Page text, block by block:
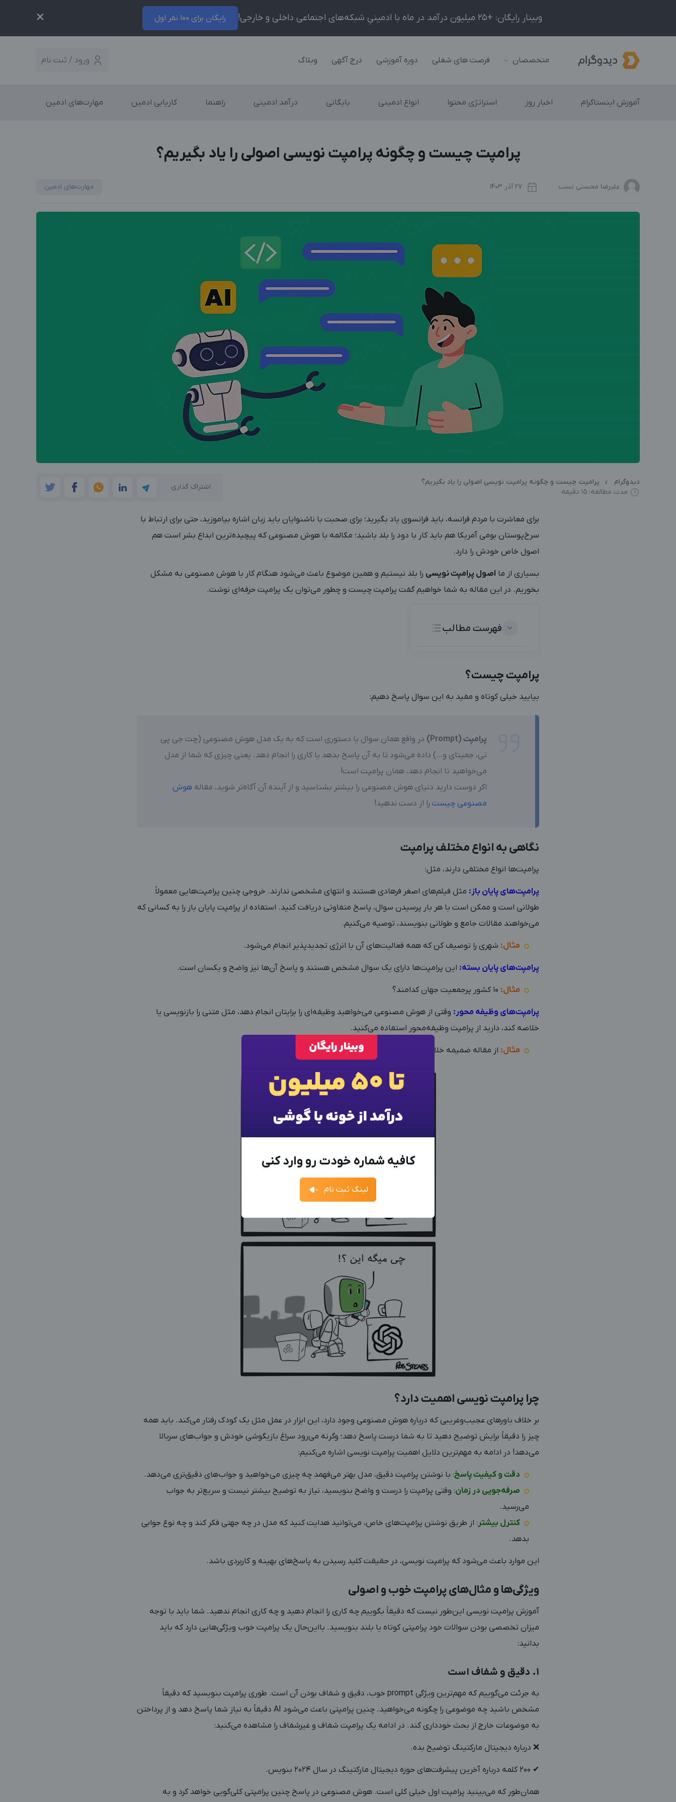
وبینار رایگان: +25 میلیون درآمد در ماه با ادمینیِ شبکه‌های اجتماعی داخلی و خارجی! رایگان برای 100 نفر اول ×
متخصصان فرصت های شغلی دوره آموزشی درج آگهی وبلاگ ورود / ثبت نام
آموزش اینستاگرام اخبار روز استراتژی محتوا انواع ادمینی بایگانی درآمد ادمینی راهنما کاریابی ادمین مهارت‌های ادمین
پرامپت چیست و چگونه پرامپت نویسی اصولی را یاد بگیریم؟
علیرضا محسنی نسب 27 آذر 1403 مهارت‌های ادمین
دیدوگرام
پرامپت چیست و چگونه پرامپت نویسی اصولی را یاد بگیریم؟
مدت مطالعه: 15 دقیقه
اشتراک گذاری
برای معاشرت با مردم فرانسه، باید فرانسوی یاد بگیرید؛ برای صحبت با ناشنوایان باید زبان اشاره بیاموزید، حتی برای ارتباط با
سرخ‌پوستان بومی آمریکا هم باید کار با دود را بلد باشید؛ مکالمه با هوش مصنوعی که پیچیده‌ترین ابداع بشر است هم
اصول خاص خودش را دارد.
بسیاری از ما اصول پرامپت نویسی را بلد نیستیم و همین موضوع باعث می‌شود هنگام کار با هوش مصنوعی به مشکل
بخوریم. در این مقاله به شما خواهیم گفت پرامپت چیست و چطور می‌توان یک پرامپت حرفه‌ای نوشت.
فهرست مطالب
پرامپت چیست؟
بیایید خیلی کوتاه و مفید به این سوال پاسخ دهیم:
پرامپت (Prompt)
در واقع همان سوال یا دستوری است که به یک مدل هوش مصنوعی (چت جی پی
تی، جمینای و…) داده می‌شود تا به آن پاسخ بدهد یا کاری را انجام دهد. یعنی چیزی که شما از مدل
می‌خواهید تا انجام دهد، همان پرامپت است!
اگر دوست دارید دنیای هوش مصنوعی را بیشتر بشناسید و از آینده آن آگاه‌تر شوید، مقاله هوش
مصنوعی چیست را از دست ندهید!
نگاهی به انواع مختلف پرامپت
پرامپت‌ها انواع مختلفی دارند، مثل:
پرامپت‌های پایان باز: مثل فیلم‌های اصغر فرهادی هستند و انتهای مشخصی ندارند. خروجی چنین پرامپت‌هایی معمولاً
طولانی است و ممکن است با هر بار پرسیدن سوال، پاسخ متفاوتی دریافت کنید. استفاده از پرامپت پایان باز را به کسانی که
می‌خواهند مقالات جامع و طولانی بنویسند، توصیه می‌کنیم.
مثال: شهری را توصیف کن که همه فعالیت‌های آن با انرژی تجدید‌پذیر انجام می‌شود.
پرامپت‌های پایان بسته: این پرامپت‌ها دارای یک سوال مشخص هستند و پاسخ آن‌ها نیز واضح و یکسان است.
مثال:
پرامپت‌های وظیفه محور: وقتی از هوش مصنوعی می‌خواهید وظیفه‌ای را برایتان انجام دهد، مثل متنی را بازنویسی یا
خلاصه کند، دارید از پرامپت وظیفه‌محور استفاده می‌کنید.
مثال: از مقاله ضمیمه خلاصه‌ای 200 کلمه‌ای تهیه کن.
چرا پرامپت نویسی اهمیت دارد؟
بر خلاف باورهای عجیب‌وغریبی که درباره هوش مصنوعی وجود دارد، این ابزار در عمل مثل یک کودک رفتار می‌کند. باید همه
چیز را دقیقاً برایش توضیح دهید تا به شما درست پاسخ دهد؛ وگرنه می‌رود سراغ بازیگوشی خودش و جواب‌های سربالا
می‌دهد! در ادامه به مهم‌ترین دلایل اهمیت پرامپت نویسی اشاره می‌کنیم:
دقت و کیفیت پاسخ: با نوشتن پرامپت دقیق، مدل بهتر می‌فهمد چه چیزی می‌خواهید و جواب‌های دقیق‌تری می‌دهد.
صرفه‌جویی در زمان: وقتی پرامپت را درست و واضح بنویسید، نیاز به توضیح بیشتر نیست و سریع‌تر به جواب
می‌رسید.
کنترل بیشتر: از طریق نوشتن پرامپت‌های خاص، می‌توانید هدایت کنید که مدل در چه جهتی فکر کند و چه نوع جوابی
بدهد.
این موارد باعث می‌شود که پرامپت نویسی، در حقیقت کلید رسیدن به پاسخ‌های بهینه و کاربردی باشد.
ویژگی‌ها و مثال‌های پرامپت خوب و اصولی
آموزش پرامپت نویسی این‌طور نیست که دقیقاً بگوییم چه کاری را انجام دهید و چه کاری انجام ندهید. شما باید با توجه
میزان تخصصی بودن سوالات خود پرامپتی کوتاه یا بلند بنویسید. بااین‌حال یک پرامپت خوب ویژگی‌هایی دارد که باید
بدانید:
1. دقیق و شفاف است
به‌ جرئت می‌گوییم که مهم‌ترین ویژگی prompt خوب، دقیق و شفاف بودن آن است. طوری پرامپت بنویسید که دقیقاً
مشخص باشید چه موضوعی را چگونه می‌خواهید. چنین پرامپتی باعث می‌شود AI دقیقاً به نیاز شما پاسخ دهد و از پرداختن
به موضوعات خارج از بحث خودداری کند. در ادامه یک پرامپت شفاف و غیرشفاف را مشاهده می‌کنید:
❌ درباره دیجیتال مارکتینگ توضیح بده.
✔ 200 کلمه درباره آخرین پیشرفت‌های حوزه دیجیتال مارکتینگ در سال 2024 بنویس.
همان‌طور که می‌بینید پرامپت اول خیلی کلی است. هوش مصنوعی در پاسخ چنین پرامپتی کلی‌گویی خواهد کرد و به
معرفی شوید ادمین می‌خواهم
جدیدترین آگهی‌های استخدامی را ببینید
آگهی استخدام ادمین
بزرگترین پیج ادمینی بزرگترین کانال ادمینی
کافیه شماره خودت رو وارد کنی
لینک ثبت نام
ورود به حساب کاربری
شماره موبایل خود را وارد کنید
بعد از ثبت شماره کد برای شما پیامک خواهد شد
ارسال کد